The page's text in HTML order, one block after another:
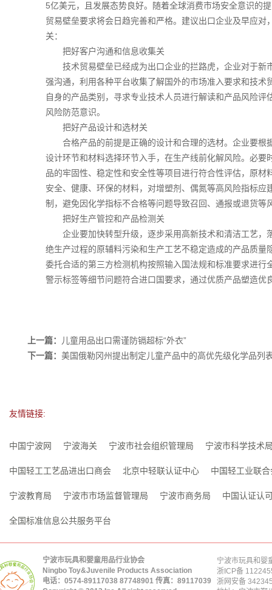
5亿美元，且发展态势良好。随着全球消费市场安全意识的
贸易壁垒要求将会日趋完善和严格。建议出口企业及早应对
关：
把好客户沟通和信息收集关
技术贸易壁垒已经成为出口企业的拦路虎，企业对于新
强沟通，利用各种平台收集了解国外的市场准入要求和技术
自身的产品类别，寻求专业技术人员进行解读和产品风险评
风险防范意识。
把好产品设计和选材关
合格产品的前提是正确的设计和合理的选材。企业要根
设计环节和材料选择环节入手，在生产线前化解风险。必要
品的牢固性、稳定性和安全性等项目进行符合性评估，原材
安全、健康、环保的材料，对增塑剂、偶氮等高风险指标应
制，避免因化学指标不合格等问题导致召回、通报或退货等
把好生产管控和产品检测关
企业要加快转型升级，逐步采用高新技术和清洁工艺，
绝生产过程的原辅料污染和生产工艺不稳定造成的产品质量
委托合适的第三方检测机构按照输入国法规和标准要求进行
警示标签等细节问题符合进口国要求，通过优质产品塑造优
上一篇：
儿童用品出口需谨防镉超标“外衣”
下一篇： 美国俄勒冈州提出制定儿童产品中的高优先级化学品列
友情链接:
中国宁波网 宁波海关 宁波市社会组织管理局 宁波市科学技术
中国轻工工艺品进出口商会 北京中轻联认证中心 中国轻工业联合
宁波教育局 宁波市市场监督管理局 宁波市商务局 中国认证认
全国标准信息公共服务平台
宁波市玩具和婴童用品行业协会
Ningbo Toy&Juvenile Products Association
电话：0574-89117038 87748901 传真：89117039
宁波市玩具和婴
浙ICP备
浙网安备